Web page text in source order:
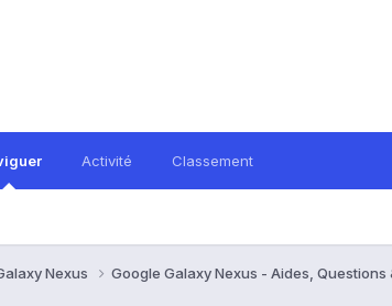
Activité Classement
Nexus
Google Galaxy Nexus - Aides, Questions